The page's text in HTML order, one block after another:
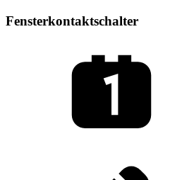
Fensterkontaktschalter